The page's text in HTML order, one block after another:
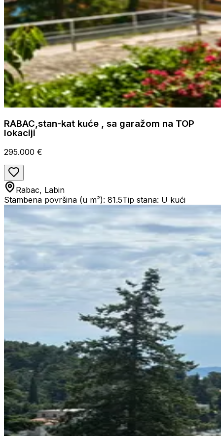
RABAC,stan-kat kuće , sa garažom na TOP
lokaciji
295.000 €
Rabac, Labin
Stambena površina (u m²): 81.5Tip stana: U kući